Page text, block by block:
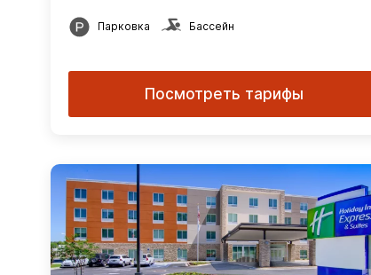
Парковка Бассейн
Посмотреть тарифы